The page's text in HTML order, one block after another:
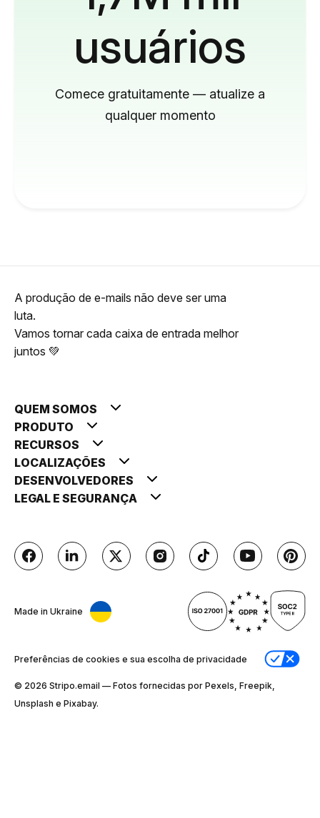
usuários
Comece gratuitamente — atualize a
qualquer momento
A produção de e-mails não deve ser uma
luta.
Vamos tornar cada caixa de entrada melhor
juntos 💚
QUEM SOMOS
PRODUTO
RECURSOS
LOCALIZAÇÕES
DESENVOLVEDORES
LEGAL E SEGURANÇA
Made in Ukraine
Preferências de cookies e sua escolha de privacidade
© 2026 Stripо.email — Fotos fornecidas por Pexels, Freepik,
Unsplash e Pixabay.